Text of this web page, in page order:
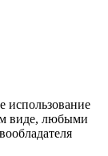
использование
виде, любыми